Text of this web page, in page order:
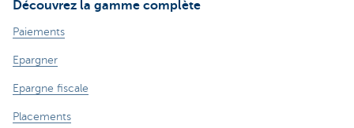
Découvrez la gamme complète
Paiements
Epargner
Epargne fiscale
Placements